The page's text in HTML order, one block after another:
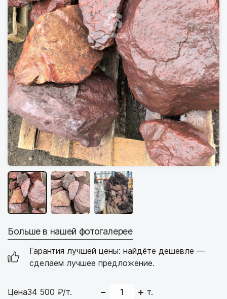
Гранитная брусчатка
Бетонная плитка
Брусчатка из камня
Бордюры гранитные
Бордюры бетонные
Бордюры из камня
Гранитная плита (плита
мощения)
Облицовочная плитка
Плитка из камня
Горбушка/торец
Соломка/полоска
Плитка из гранита
Клинкерная плитка
Искусственный камень
Больше в нашей фотогалерее
Гарантия лучшей цены: найдёте дешевле —
сделаем лучшее предложение.
Цена34 500 ₽/т. − + т.